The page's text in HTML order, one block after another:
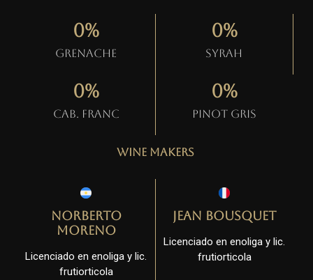
Grenache
0%
Syrah
0%
Cab. Franc
0%
Pinot gris
0%
Wine Makers
Norberto
Moreno
Licenciado en enoliga y lic.
frutiorticola
Jean Bousquet
Licenciado en enoliga y lic.
frutiorticola